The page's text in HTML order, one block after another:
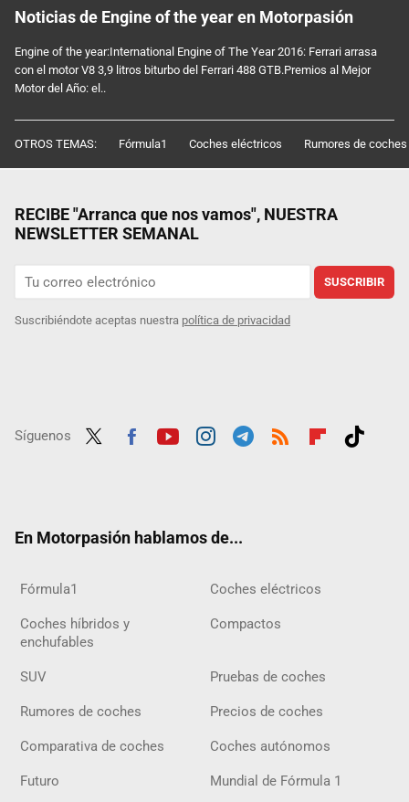
Noticias de Engine of the year en Motorpasión
Engine of the year:International Engine of The Year 2016: Ferrari arrasa
con el motor V8 3,9 litros biturbo del Ferrari 488 GTB.Premios al Mejor
Motor del Año: el..
OTROS TEMAS: Fórmula1 Coches eléctricos Rumores de coches
RECIBE "Arranca que nos vamos", NUESTRA
NEWSLETTER SEMANAL
SUSCRIBIR
Suscribiéndote aceptas nuestra política de privacidad
Síguenos
En Motorpasión hablamos de...
Fórmula1 Coches eléctricos
Coches híbridos y
enchufables
Compactos
SUV Pruebas de coches
Rumores de coches Precios de coches
Comparativa de coches Coches autónomos
Futuro Mundial de Fórmula 1